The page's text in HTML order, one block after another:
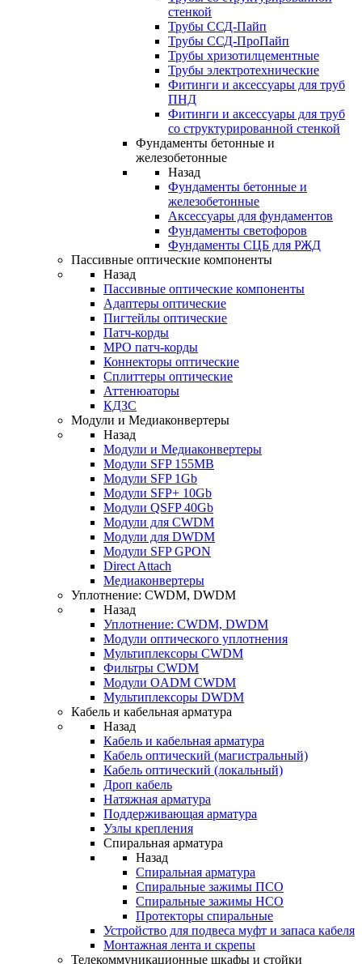
стенкой
Трубы ССД-Пайп
Трубы ССД-ПроПайп
Трубы хризотилцементные
Трубы электротехнические
Фитинги и аксессуары для труб
ПНД
Фитинги и аксессуары для труб
со структурированной стенкой
Фундаменты бетонные и
железобетонные
Назад
Фундаменты бетонные и
железобетонные
Аксессуары для фундаментов
Фундаменты светофоров
Фундаменты СЦБ для РЖД
Пассивные оптические компоненты
Назад
Пассивные оптические компоненты
Адаптеры оптические
Пигтейлы оптические
Патч-корды
MPO патч-корды
Коннекторы оптические
Сплиттеры оптические
Аттенюаторы
КДЗС
Модули и Медиаконвертеры
Назад
Модули и Медиаконвертеры
Модули SFP 155MB
Модули SFP 1Gb
Модули SFP+ 10Gb
Модули QSFP 40Gb
Модули для CWDM
Модули для DWDM
Модули SFP GPON
Direct Attach
Медиаконвертеры
Уплотнение: CWDM, DWDM
Назад
Уплотнение: CWDM, DWDM
Модули оптического уплотнения
Мультиплексоры CWDM
Фильтры CWDM
Модули OADM CWDM
Мультиплексоры DWDM
Кабель и кабельная арматура
Назад
Кабель и кабельная арматура
Кабель оптический (магистральный)
Кабель оптический (локальный)
Дроп кабель
Натяжная арматура
Поддерживающая арматура
Узлы крепления
Спиральная арматура
Назад
Спиральная арматура
Спиральные зажимы ПСО
Спиральные зажимы НСО
Протекторы спиральные
Устройство для подвеса муфт и запаса кабеля
Монтажная лента и скрепы
Телекоммуникационные шкафы и стойки